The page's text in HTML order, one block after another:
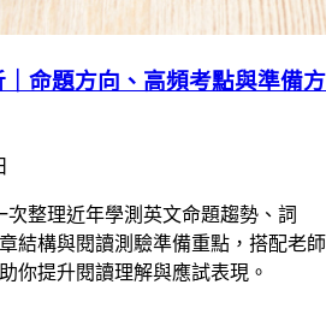
命題方向、高頻考點與準備方
次整理近年學測英文命題趨勢、詞
結構與閱讀測驗準備重點，搭配老師
你提升閱讀理解與應試表現。